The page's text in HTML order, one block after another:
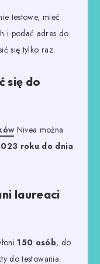
testowe, mieć
i podać adres do
się tylko raz.
się do
Nivea można
roku do dnia
laureaci
150 osób, do
do testowania.